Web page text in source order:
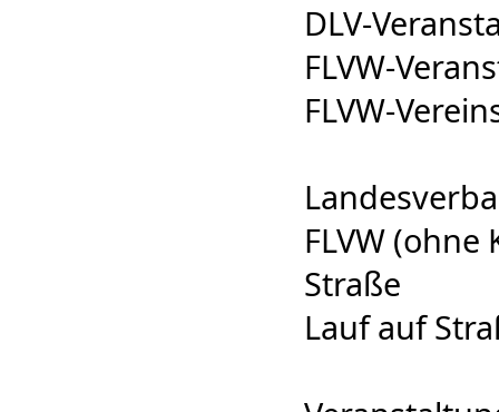
DLV-
FLVW-
FLVW-
FLVW
Straße
Lauf auf